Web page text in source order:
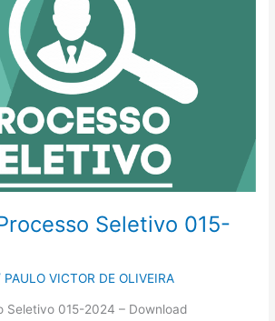
Seletivo 015-
PAULO VICTOR DE OLIVEIRA
Seletivo 015-2024 – Download